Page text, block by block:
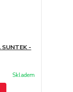
SUNTEK -
Skladem